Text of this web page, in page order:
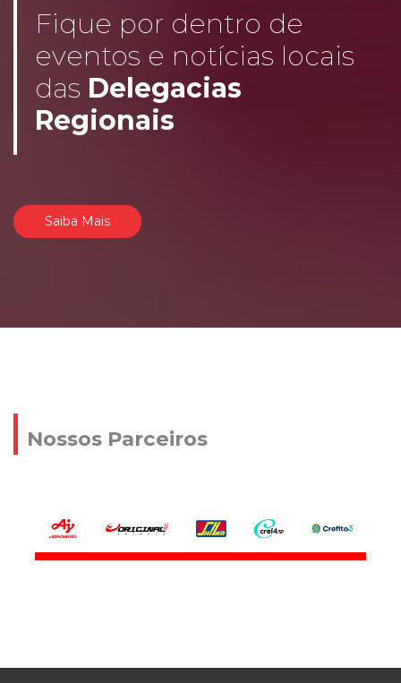
Fique por dentro de
eventos e notícias locais
das Delegacias
Regionais
Saiba Mais
Nossos Parceiros